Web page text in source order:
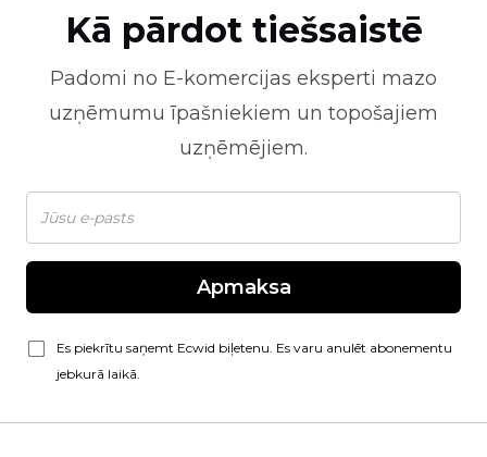
Kā pārdot tiešsaistē
Padomi no E-komercijas eksperti mazo
uzņēmumu īpašniekiem un topošajiem
uzņēmējiem.
Apmaksa
Es piekrītu saņemt Ecwid biļetenu. Es varu anulēt abonementu
jebkurā laikā.